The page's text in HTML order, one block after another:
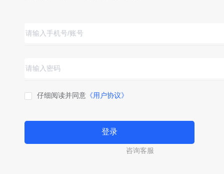
仔细阅读并同意 《用户协议》
登录
咨询客服